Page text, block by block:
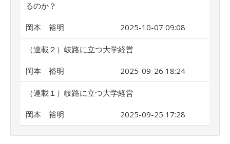
るのか？
岡本 裕明 2025-10-07 09:08
（連載２）岐路に立つ大学経営
岡本 裕明 2025-09-26 18:24
（連載１）岐路に立つ大学経営
岡本 裕明 2025-09-25 17:28